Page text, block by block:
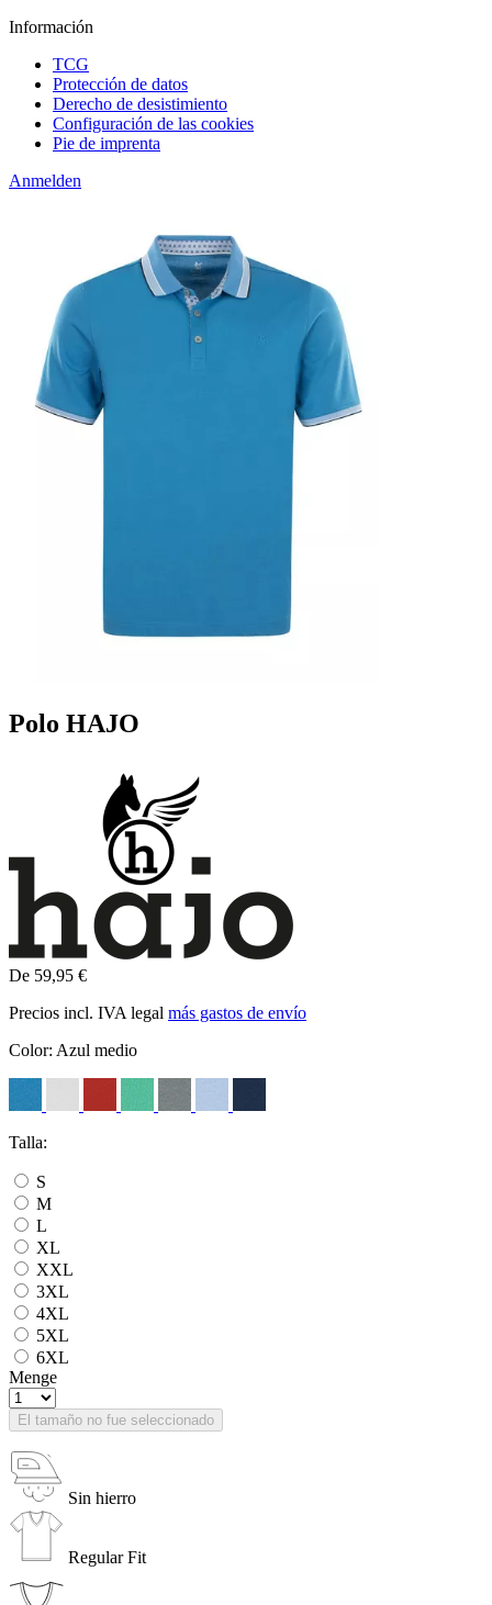
Información
TCG
Protección de datos
Derecho de desistimiento
Configuración de las cookies
Pie de imprenta
Anmelden
Polo HAJO
De 59,95 €
Precios incl. IVA legal más gastos de envío
Color: Azul medio
Talla:
S
M
L
XL
XXL
3XL
4XL
5XL
6XL
Menge
El tamaño no fue seleccionado
Sin hierro
Regular Fit